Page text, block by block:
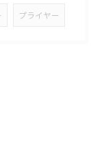
プライヤー